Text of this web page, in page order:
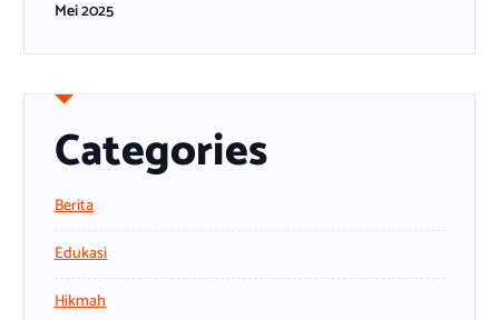
Mei 2025
Categories
Berita
Edukasi
Hikmah